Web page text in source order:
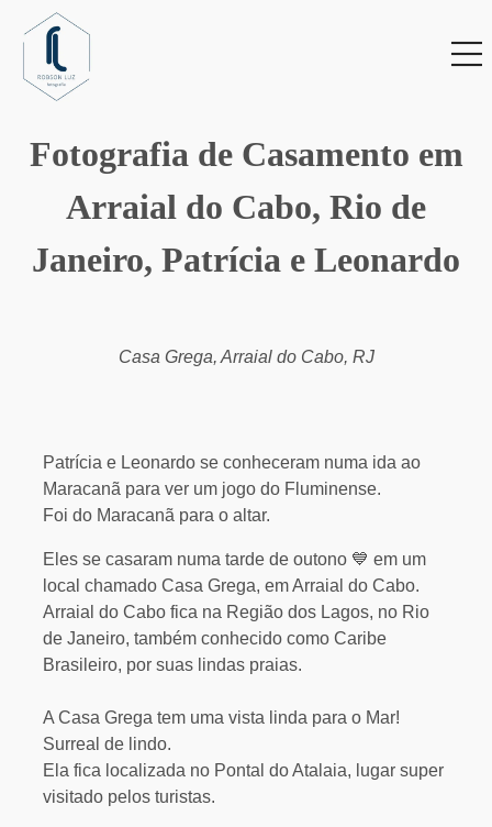
Fotografia de Casamento em
Arraial do Cabo, Rio de
Janeiro, Patrícia e Leonardo
Casa Grega, Arraial do Cabo, RJ
Patrícia e Leonardo se conheceram numa ida ao
Maracanã para ver um jogo do Fluminense.
Foi do Maracanã para o altar.
Eles se casaram numa tarde de outono 💙 em um
local chamado Casa Grega, em Arraial do Cabo.
Arraial do Cabo fica na Região dos Lagos, no Rio
de Janeiro, também conhecido como Caribe
Brasileiro, por suas lindas praias.
A Casa Grega tem uma vista linda para o Mar!
Surreal de lindo.
Ela fica localizada no Pontal do Atalaia, lugar super
visitado pelos turistas.